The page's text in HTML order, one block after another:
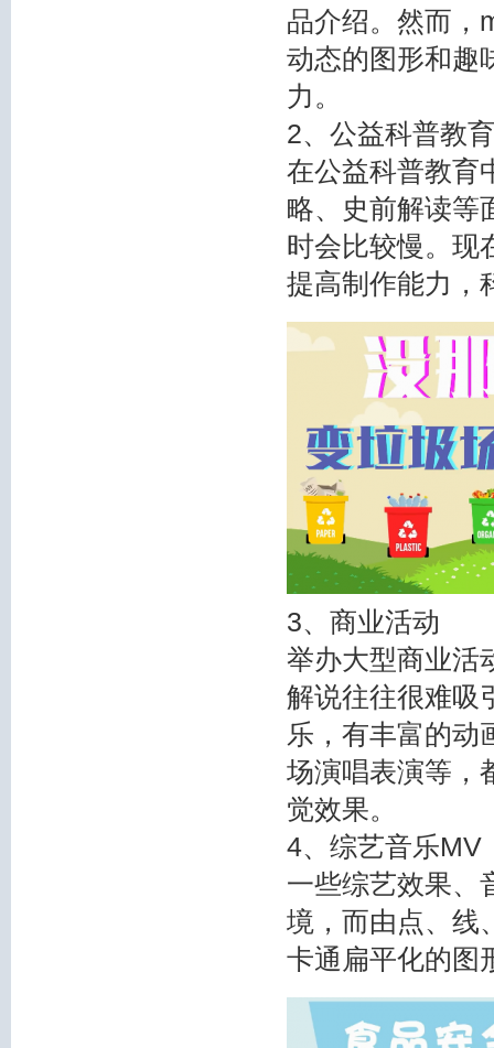
品介绍。然而，
动态的图形和趣
力。
2、公益科普教育
在公益科普教育
略、史前解读等
时会比较慢。现
提高制作能力，
3、商业活动
举办大型商业活
解说往往很难吸
乐，有丰富的动
场演唱表演等，
觉效果。
4、综艺音乐MV
一些综艺效果、
境，而由点、线
卡通扁平化的图